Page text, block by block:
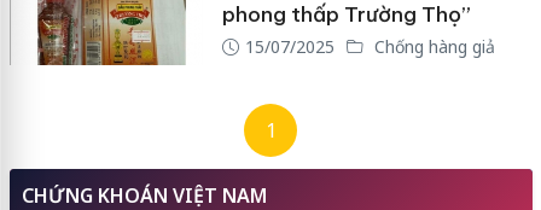
phong thấp Trường Thọ”
15/07/2025 Chống hàng giả
1
CHỨNG KHOÁN VIỆT NAM